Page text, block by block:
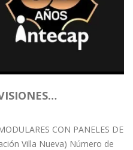
CON PANELES DE
Villa Nueva) Número de